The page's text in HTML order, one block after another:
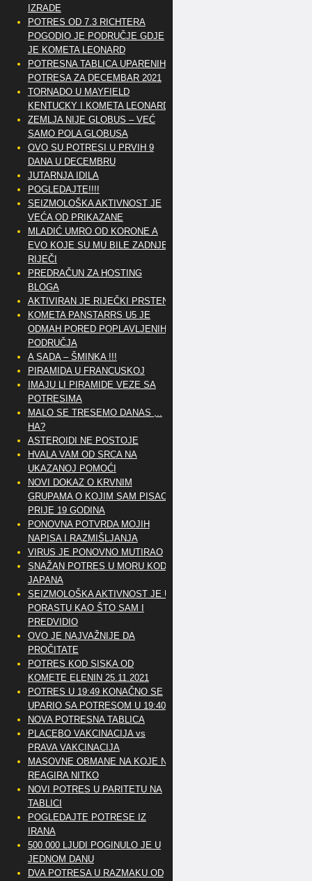
IZRADE
POTRES OD 7.3 RICHTERA
POGODIO JE PODRUČJE GDJE
JE KOMETA LEONARD
POTRESNA TABLICA UPARENIH
POTRESA ZA DECEMBAR 2021
TORNADO U MAYFIELD
KENTUCKY I KOMETA LEONARD
ZEMLJA NIJE GLOBUS – VEĆ
SAMO POLA GLOBUSA
OVO SU POTRESI U PRVIH 9
DANA U DECEMBRU
JUTARNJA IDILA
POGLEDAJTE!!!!
SEIZMOLOŠKA AKTIVNOST JE
VEĆA OD PRIKAZANE
MLADIĆ UMRO OD KORONE A
EVO KOJE SU MU BILE ZADNJE
RIJEČI
PREDRAČUN ZA HOSTING
BLOGA
AKTIVIRAN JE RIJEČKI PRSTEN
KOMETA PANSTARRS U5 JE
ODMAH PORED POPLAVLJENIH
PODRUČJA
A SADA – ŠMINKA !!!
PIRAMIDA U FRANCUSKOJ
IMAJU LI PIRAMIDE VEZE SA
POTRESIMA
MALO SE TRESEMO DANAS ,..
HA?
ASTEROIDI NE POSTOJE
HVALA VAM OD SRCA NA
UKAZANOJ POMOĆI
NOVI DOKAZ O KRVNIM
GRUPAMA O KOJIM SAM PISAO
PRIJE 19 GODINA
PONOVNA POTVRDA MOJIH
NAPISA I RAZMIŠLJANJA
VIRUS JE PONOVNO MUTIRAO
SNAŽAN POTRES U MORU KOD
JAPANA
SEIZMOLOŠKA AKTIVNOST JE U
PORASTU KAO ŠTO SAM I
PREDVIDIO
OVO JE NAJVAŽNIJE DA
PROČITATE
POTRES KOD SISKA OD
KOMETE ELENIN 25.11.2021
POTRES U 19:49 KONAČNO SE
UPARIO SA POTRESOM U 19:40
NOVA POTRESNA TABLICA
PLACEBO VAKCINACIJA vs
PRAVA VAKCINACIJA
MASOVNE OBMANE NA KOJE NE
REAGIRA NITKO
NOVI POTRES U PARITETU NA
TABLICI
POGLEDAJTE POTRESE IZ
IRANA
500 000 LJUDI POGINULO JE U
JEDNOM DANU
DVA POTRESA U RAZMAKU OD